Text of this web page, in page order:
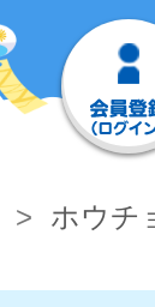
ホウチ